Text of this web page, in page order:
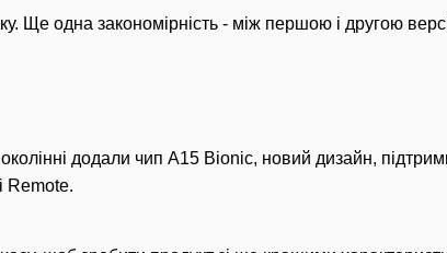
Ще одна закономірність - між першою і другою
додали чип A15 Bionic, новий дизайн,
Remote.